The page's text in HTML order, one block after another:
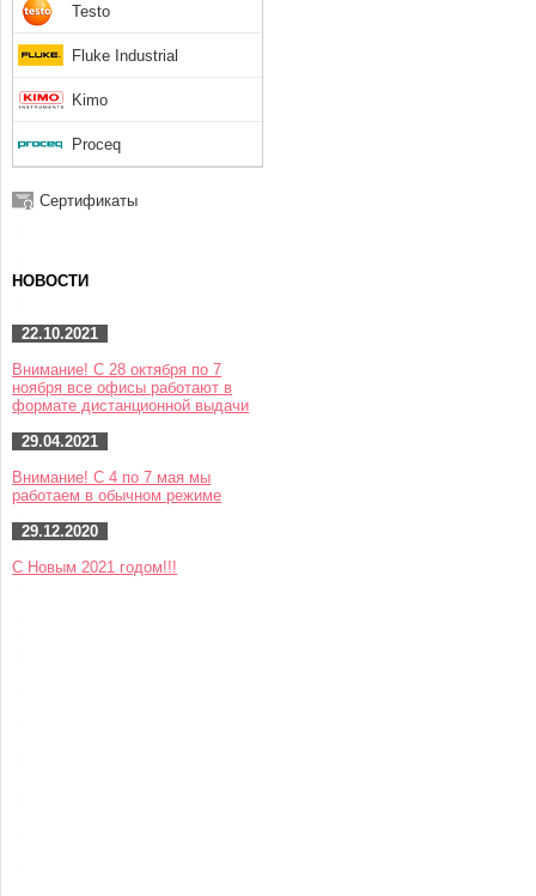
Testo
Fluke Industrial
Kimo
Proceq
Сертификаты
НОВОСТИ
22.10.2021
Внимание! С 28 октября по 7
ноября все офисы работают в
формате дистанционной выдачи
29.04.2021
Внимание! С 4 по 7 мая мы
работаем в обычном режиме
29.12.2020
С Новым 2021 годом!!!